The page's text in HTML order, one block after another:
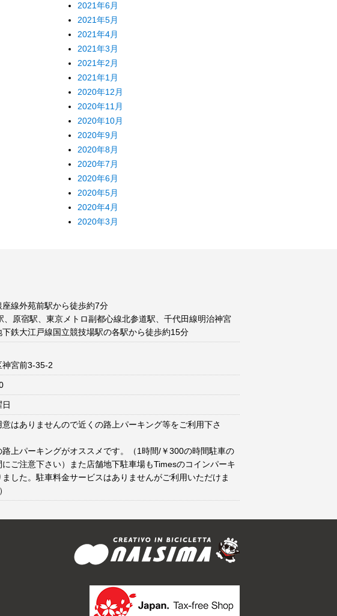
2021年6月
2021年5月
2021年4月
2021年3月
2021年2月
2021年1月
2020年12月
2020年11月
2020年10月
2020年9月
2020年8月
2020年7月
2020年6月
2020年5月
2020年4月
2020年3月
線外苑前駅から徒歩約7分
、原宿駅、東京メトロ副都心線北参道駅、千代田線明治神宮
鉄大江戸線国立競技場駅の各駅から徒歩約15分
神宮前3-35-2
はありませんので近くの路上パーキング等をご利用下さ
上パーキングがオススメです。（1時間/￥300の時間駐車の
にご注意下さい）また店舗地下駐車場もTimesのコインパーキ
ました。駐車料金サービスはありませんがご利用いただけま